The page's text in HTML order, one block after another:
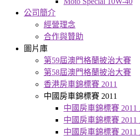
公司簡介
經營理念
合作與贊助
圖片庫
第59屆澳門格蘭披治大賽
第58屆澳門格蘭披治大賽
香港房車錦標賽 2011
中國房車錦標賽 2011
中國房車錦標賽 2011
中國房車錦標賽 2011
中國房車錦標賽 2011